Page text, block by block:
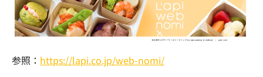
参照： https://lapi.co.jp/web-nomi/